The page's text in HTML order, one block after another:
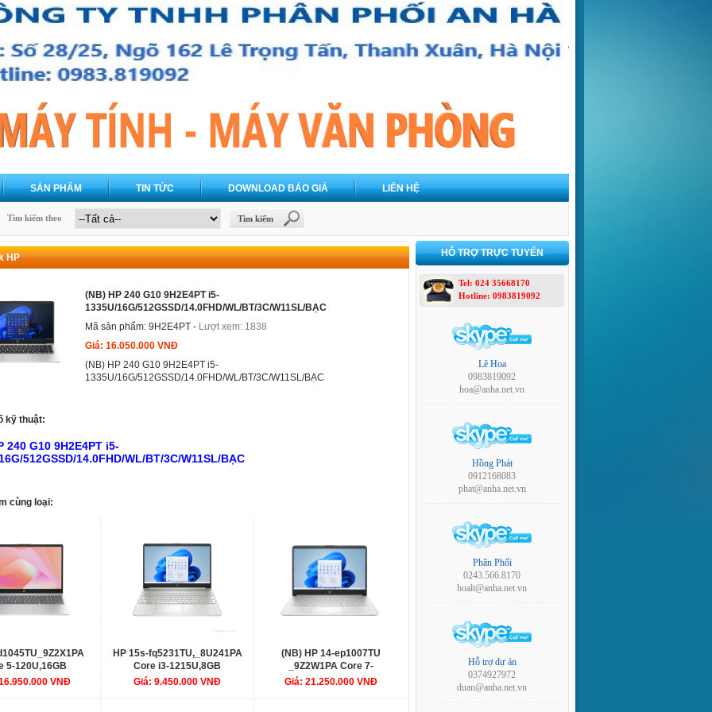
SẢN PHẨM TIN TỨC DOWNLOAD BÁO GIÁ LIÊN HỆ
Tìm kiếm theo Tìm kiếm
HP
(NB) HP 240 G10 9H2E4PT i5-
1335U/16G/512GSSD/14.0FHD/WL/BT/3C/W11SL/BẠC
Mã sản phẩm: 9H2E4PT - Lượt xem: 1838
Giá: 16.050.000 VNĐ
(NB) HP 240 G10 9H2E4PT i5-
1335U/16G/512GSSD/14.0FHD/WL/BT/3C/W11SL/BẠC
kỹ thuật:
240 G10 9H2E4PT i5-
512GSSD/14.0FHD/WL/BT/3C/W11SL/BẠC
cùng loại:
5-120U,16GB
SSD,Intel
VNĐ
HP 15s-fq5231TU,_8U241PA
Core i3-1215U,8GB
RAM,256GB SSD,Intel
Giá: 9.450.000 VNĐ
(NB) HP 14-ep1007TU
_9Z2W1PA Core 7-
150U/16G/512GSSD/14.0FHD/WL/BT/3C/W11H/BẠC
Giá: 21.250.000 VNĐ
HỖ TRỢ TRỰC TUYẾN
Tel: 024 35668170
Hotline: 0983819092
Lê Hoa
0983819092
hoa@anha.net.vn
Hồng Phát
0912168083
phat@anha.net.vn
Phân Phối
0243.566.8170
hoalt@anha.net.vn
Hỗ trợ dự án
0374927972
duan@anha.net.vn